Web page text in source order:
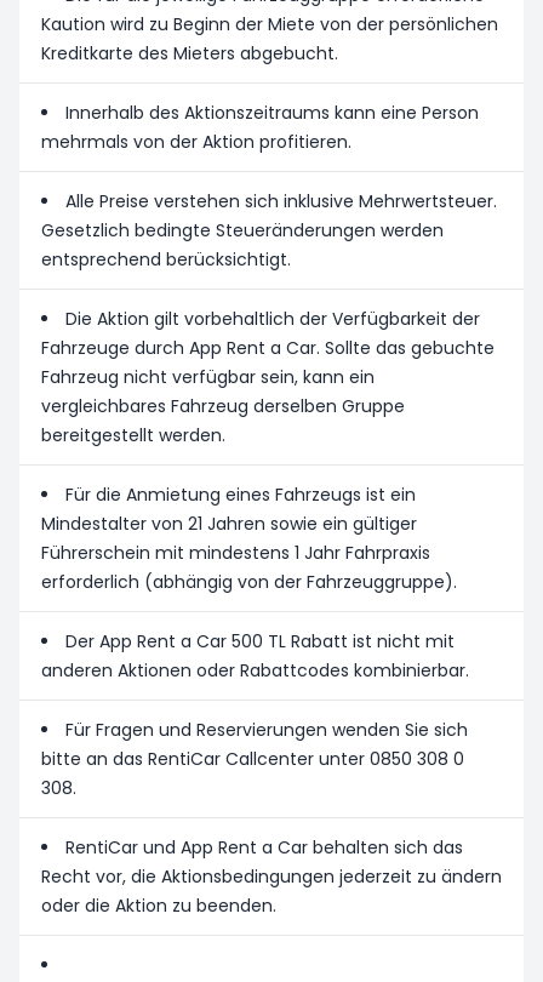
Kaution wird zu Beginn der Miete von der persönlichen
Kreditkarte des Mieters abgebucht.
Innerhalb des Aktionszeitraums kann eine Person
mehrmals von der Aktion profitieren.
Alle Preise verstehen sich inklusive Mehrwertsteuer.
Gesetzlich bedingte Steueränderungen werden
entsprechend berücksichtigt.
Die Aktion gilt vorbehaltlich der Verfügbarkeit der
Fahrzeuge durch App Rent a Car. Sollte das gebuchte
Fahrzeug nicht verfügbar sein, kann ein
vergleichbares Fahrzeug derselben Gruppe
bereitgestellt werden.
Für die Anmietung eines Fahrzeugs ist ein
Mindestalter von 21 Jahren sowie ein gültiger
Führerschein mit mindestens 1 Jahr Fahrpraxis
erforderlich (abhängig von der Fahrzeuggruppe).
Der App Rent a Car 500 TL Rabatt ist nicht mit
anderen Aktionen oder Rabattcodes kombinierbar.
Für Fragen und Reservierungen wenden Sie sich
bitte an das RentiCar Callcenter unter 0850 308 0
308.
RentiCar und App Rent a Car behalten sich das
Recht vor, die Aktionsbedingungen jederzeit zu ändern
oder die Aktion zu beenden.